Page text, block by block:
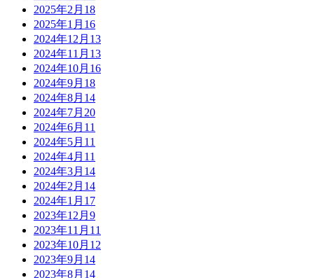
2025年2月 18
2025年1月 16
2024年12月 13
2024年11月 13
2024年10月 16
2024年9月 18
2024年8月 14
2024年7月 20
2024年6月 11
2024年5月 11
2024年4月 11
2024年3月 14
2024年2月 14
2024年1月 17
2023年12月 9
2023年11月 11
2023年10月 12
2023年9月 14
2023年8月 14